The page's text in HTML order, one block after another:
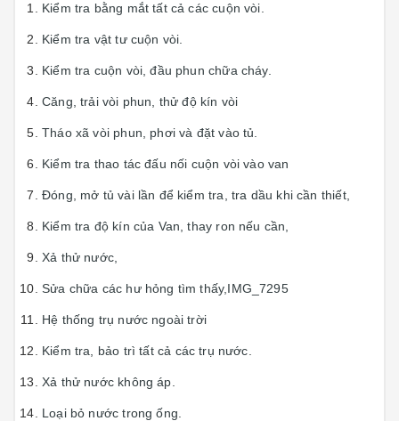
Kiểm tra bằng mắt tất cả các cuộn vòi.
Kiểm tra vật tư cuộn vòi.
Kiểm tra cuộn vòi, đầu phun chữa cháy.
Căng, trải vòi phun, thử độ kín vòi
Tháo xã vòi phun, phơi và đặt vào tủ.
Kiểm tra thao tác đấu nối cuộn vòi vào van
Đóng, mở tủ vài lần để kiểm tra, tra dầu khi cần thiết,
Kiểm tra độ kín của Van, thay ron nếu cần,
Xả thử nước,
Sửa chữa các hư hỏng tìm thấy,IMG_7295
Hệ thống trụ nước ngoài trời
Kiểm tra, bảo trì tất cả các trụ nước.
Xả thử nước không áp.
Loại bỏ nước trong ống.